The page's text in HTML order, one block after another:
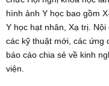
hình ảnh Y học bao gồm
Y học hạt nhân, Xạ trị.
các kỹ thuật mới, các ứng
báo cáo chia sẻ về kinh
viện.